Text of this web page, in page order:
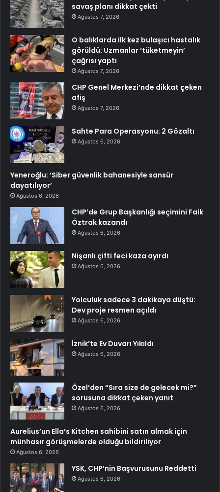
savaş planı dikkat çekti
Ağustos 7, 2026
O balıklarda ilk kez bulaşıcı hastalık
görüldü: Uzmanlar ‘tüketmeyin’
çağrısı yaptı
Ağustos 7, 2026
CHP Genel Merkezi’nde dikkat çeken
afiş
Ağustos 7, 2026
Sahte Para Operasyonu: 2 Gözaltı
Ağustos 6, 2026
Yeneroğlu: ‘Siber güvenlik bahanesiyle sansür
dayatılıyor’
Ağustos 6, 2026
CHP’de Grup Başkanlığı seçimini Faik
Öztrak kazandı
Ağustos 6, 2026
Nişanlı çifti feci kaza ayırdı
Ağustos 6, 2026
Yolculuk sadece 3 dakikaya düştü:
Dev proje resmen açıldı
Ağustos 6, 2026
İznik’te Ev Duvarı Yıkıldı
Ağustos 6, 2026
Özel’den “Sıra size de gelecek mi?”
sorusuna dikkat çeken yanıt
Ağustos 6, 2026
Aurelius’un Ella’s Kitchen sahibini satın almak için
münhasır görüşmelerde olduğu bildiriliyor
Ağustos 6, 2026
YSK, CHP’nin Başvurusunu Reddetti
Ağustos 6, 2026